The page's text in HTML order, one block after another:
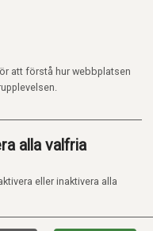
att förstå hur webbplatsen
alla valfria
eller inaktivera alla